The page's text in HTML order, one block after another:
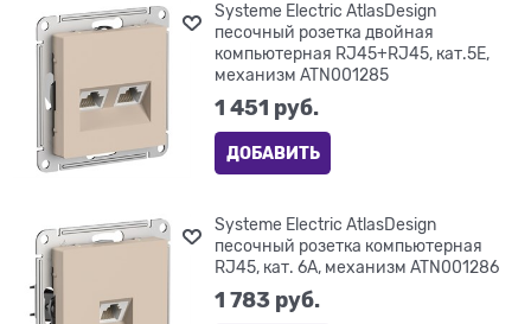
Systeme Electric AtlasDesign
песочный розетка двойная
компьютерная RJ45+RJ45, кат.5E,
механизм ATN001285
1 451 руб.
ДОБАВИТЬ
Systeme Electric AtlasDesign
песочный розетка компьютерная
RJ45, кат. 6A, механизм ATN001286
1 783 руб.